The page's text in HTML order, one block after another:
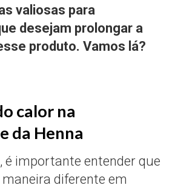
valiosas para
desejam prolongar a
produto. Vamos lá?
calor na
da Henna
é importante entender que
maneira diferente em